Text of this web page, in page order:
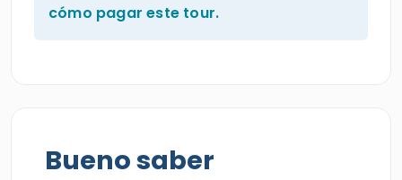
cómo pagar este tour.
Bueno saber